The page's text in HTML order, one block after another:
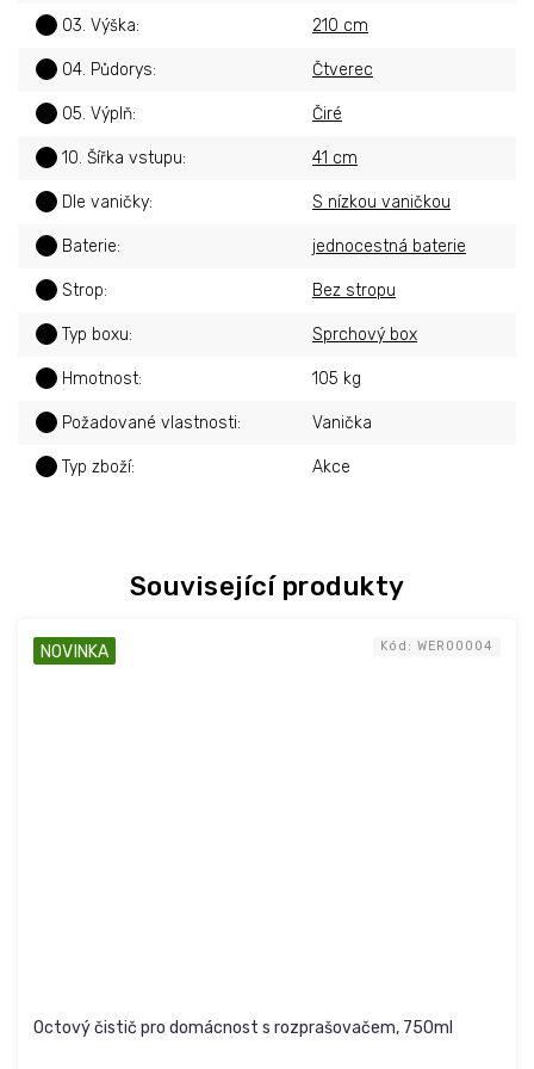
Související produkty
NOVINKA
Octový čistič pro domácnost s rozprašovačem, 750ml
Kód: WER00004
03. Výška: 210 cm
04. Půdorys: Čtverec
05. Výplň: Čiré
10. Šířka vstupu: 41 cm
Dle vaničky: S nízkou vaničkou
Baterie: jednocestná baterie
Strop: Bez stropu
Typ boxu: Sprchový box
Hmotnost: 105 kg
Požadované vlastnosti: Vanička
Typ zboží: Akce